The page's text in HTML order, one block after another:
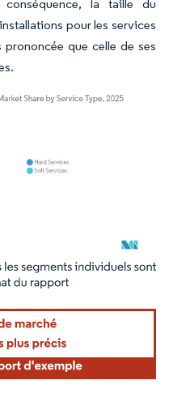
conséquence, la taille du
pour les services
que celle de ses
nécessite une attribution sous CC BY